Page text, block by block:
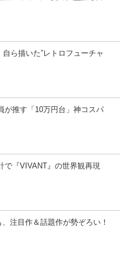
ら描いた”レトロフューチャ
が推す「10万円台」神コスパ
で『VIVANT』の世界観再現
注目作＆話題作が勢ぞろい！